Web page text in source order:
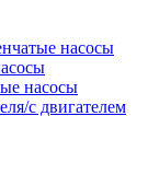
насосы
насосы
с двигателем